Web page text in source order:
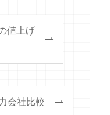
値上げ
会社比較